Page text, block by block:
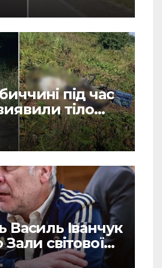
під час
тіло
(Фото)
Василь Іванчук
світової